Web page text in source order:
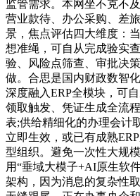
监管需求。本网坐不克不
营业款待、办公采购、差
景，焦点评估四大维度：
想准绳，可自从完成验实
验、风险点筛查、审批决
做。合思是国内财政数智
深度融入ERP全模块，可
领取触发、凭证生成全流
表;供给精细化的办理会计
立即生效，或已有成熟
型组织。避免一次性大规
用“垂域大模子+AI原生软
架构，因为消息的复杂性